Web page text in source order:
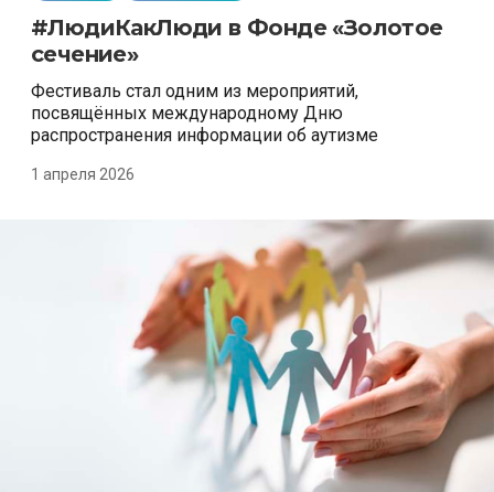
#ЛюдиКакЛюди в Фонде «Золотое
сечение»
Фестиваль стал одним из мероприятий,
посвящённых международному Дню
распространения информации об аутизме
1 апреля 2026